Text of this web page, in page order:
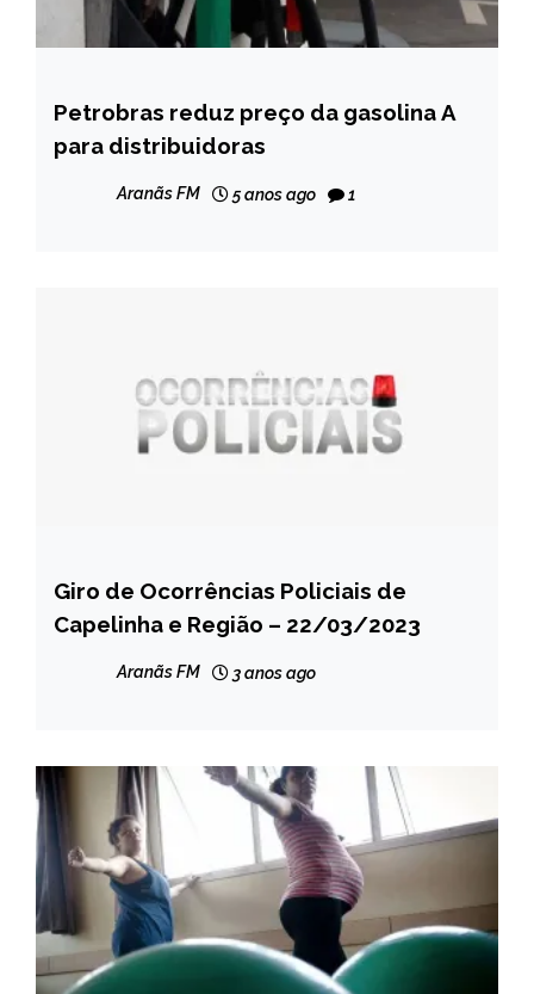
BRASIL
NOTÍCIAS
Petrobras reduz preço da gasolina A
para distribuidoras
Aranãs FM 5 anos ago 1
CAPELINHA
MINAS
Giro de Ocorrências Policiais de
Capelinha e Região – 22/03/2023
Aranãs FM 3 anos ago